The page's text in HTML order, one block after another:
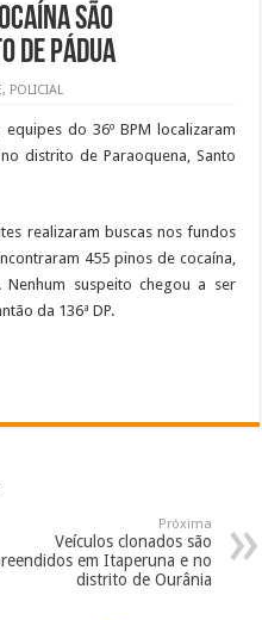
são
de Pádua
, POLICIAL
do 36º BPM localizaram
distrito de Paraoquena, Santo
realizaram buscas nos fundos
455 pinos de cocaína,
suspeito chegou a ser
da 136ª DP.
Próxima
Veículos clonados são
em Itaperuna e no
distrito de Ourânia